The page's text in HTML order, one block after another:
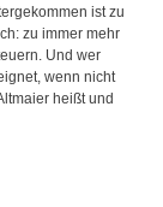
ist zu
zu immer mehr
Und wer
wenn nicht
heißt und